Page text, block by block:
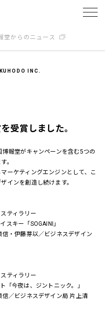
堂からのニュース
INC.
受賞しました。
報堂がキャンペーンを含む5つの
。
ーケティングエンジンとして、こ
インを創造し続けます。
ティラリー
スキー「SOGAINI」
・伊藤芽以／ビジネスデザイン
ティラリー
「今夜は、ジントニック。」
／ビジネスデザイン局 片上清